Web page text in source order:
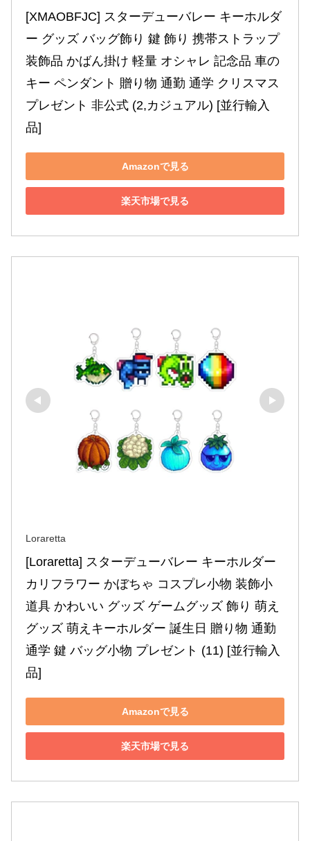
[XMAOBFJC] スターデューバレー キーホルダ
ー グッズ バッグ飾り 鍵 飾り 携帯ストラップ
装飾品 かばん掛け 軽量 オシャレ 記念品 車の
キー ペンダント 贈り物 通勤 通学 クリスマス
プレゼント 非公式 (2,カジュアル) [並行輸入
品]
Amazonで見る
楽天市場で見る
Loraretta
[Loraretta] スターデューバレー キーホルダー
カリフラワー かぼちゃ コスプレ小物 装飾小
道具 かわいい グッズ ゲームグッズ 飾り 萌え
グッズ 萌えキーホルダー 誕生日 贈り物 通勤
通学 鍵 バッグ小物 プレゼント (11) [並行輸入
品]
Amazonで見る
楽天市場で見る